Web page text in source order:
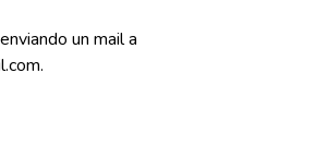
un mail a